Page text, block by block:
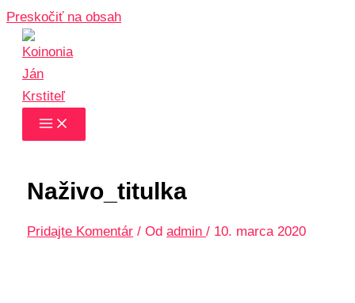
Preskočiť na obsah
Naživo_titulka
Pridajte Komentár / Od admin/ 10. marca 2020